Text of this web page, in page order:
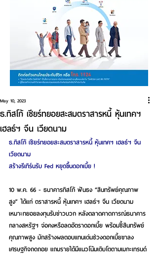
ธ.ทิสโก้ เชียร์ทยอยสะสมตราสารหนี้ หุ้นเทคฯ
เฮลธ์ฯ จีน เวียดนาม
May 10, 2023
ธ.ทิสโก้ เชียร์ทยอยสะสมตราสารหนี้ หุ้นเทคฯ เฮลธ์ฯ จีน
เวียดนาม
สร้างรีเทิร์นรับ Fed หยุดขึ้นดอกเบี้ย !
10 พ.ค. 66 - ธนาคารทิสโก้ ฟันธง “สินทรัพย์คุณภาพ
สูง” ได้แก่ ตราสารหนี้ หุ้นเทคฯ เฮลธ์ฯ จีน เวียดนาม
เหมาะทยอยลงทุนรับข่าวบวก หลังตลาดคาดการณ์ธนาคาร
กลางสหรัฐฯ จ่อคงหรือลดอัตราดอกเบี้ย พร้อมชี้สินทรัพย์
คุณภาพสูง มักสร้างผลตอบแทนเด่นช่วงดอกเบี้ยขาลง
เศรษฐกิจถดถอย แถมรายได้มีแนวโน้มเติบโตตามเมกะเทรนด์